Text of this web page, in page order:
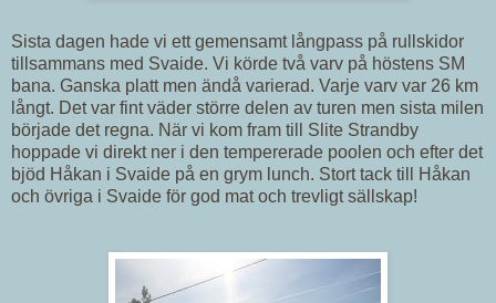
Sista dagen hade vi ett gemensamt långpass på rullskidor
tillsammans med Svaide. Vi körde två varv på höstens SM
bana. Ganska platt men ändå varierad. Varje varv var 26 km
långt. Det var fint väder större delen av turen men sista milen
började det regna. När vi kom fram till Slite Strandby
hoppade vi direkt ner i den tempererade poolen och efter det
bjöd Håkan i Svaide på en grym lunch. Stort tack till Håkan
och övriga i Svaide för god mat och trevligt sällskap!